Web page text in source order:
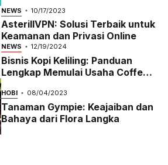
NEWS 10/17/2023
AsterillVPN: Solusi Terbaik untuk
Keamanan dan Privasi Online
NEWS 12/19/2024
Bisnis Kopi Keliling: Panduan
Lengkap Memulai Usaha Coffee
Bike yang Menguntungkan di
2024
HOBI 08/04/2023
Tanaman Gympie: Keajaiban dan
Bahaya dari Flora Langka